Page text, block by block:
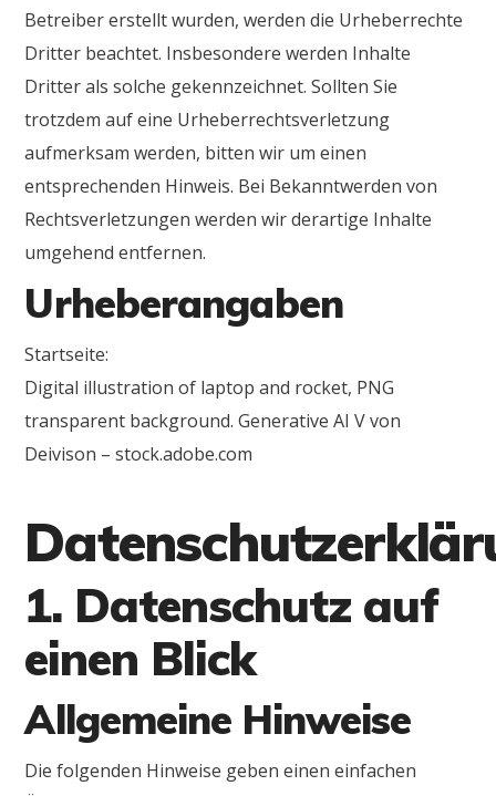
Betreiber erstellt wurden, werden die Urheberrechte
Dritter beachtet. Insbesondere werden Inhalte
Dritter als solche gekennzeichnet. Sollten Sie
trotzdem auf eine Urheberrechtsverletzung
aufmerksam werden, bitten wir um einen
entsprechenden Hinweis. Bei Bekanntwerden von
Rechtsverletzungen werden wir derartige Inhalte
umgehend entfernen.
Urheberangaben
Startseite:
Digital illustration of laptop and rocket, PNG
transparent background. Generative AI V von
Deivison – stock.adobe.com
1. Datenschutz auf
einen Blick
Allgemeine Hinweise
Die folgenden Hinweise geben einen einfachen